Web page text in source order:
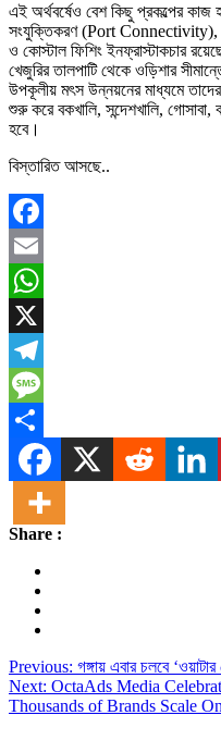
এই অর্থবর্ষেও বেশ কিছু প্রকল্পের কাজ
সংযুক্তিকরণ (Port Connectivity),
ও কোস্টাল ফিশিং ইনফ্রাস্টাকচার
খেজুরির তালপাটি থেকে ওড়িশার
উপকূলীয় মৎস উন্নয়নের মাধ্যমে
শুরু করে বকখালি, সন্দেশখালি,
হবে।
বিস্তারিত আসছে..
Facebook
Email
WhatsApp
X
Telegram
Message
Share
Share :
Post
navigation
Previous: গঙ্গায় এবার চলবে
Next: OctaAds Media
Thousands of Brands Scale